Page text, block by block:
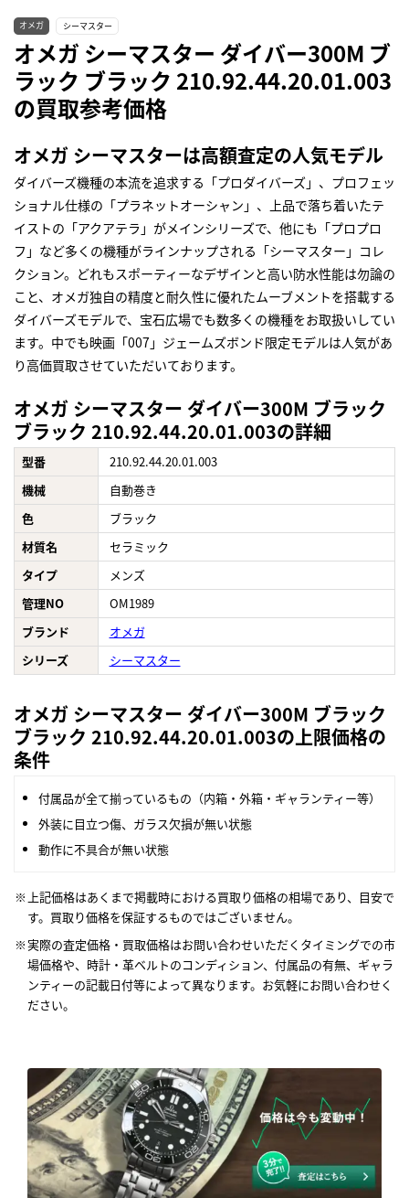
オメガ シーマスター
オメガ シーマスター ダイバー300M ブ
ラック ブラック 210.92.44.20.01.003
の買取参考価格
オメガ シーマスターは高額査定の人気モデル
ダイバーズ機種の本流を追求する「プロダイバーズ」、プロフェッ
ショナル仕様の「プラネットオーシャン」、上品で落ち着いたテ
イストの「アクアテラ」がメインシリーズで、他にも「プロプロ
フ」など多くの機種がラインナップされる「シーマスター」コレ
クション。どれもスポーティーなデザインと高い防水性能は勿論の
こと、オメガ独自の精度と耐久性に優れたムーブメントを搭載する
ダイバーズモデルで、宝石広場でも数多くの機種をお取扱いしてい
ます。中でも映画「007」ジェームズボンド限定モデルは人気があ
り高価買取させていただいております。
オメガ シーマスター ダイバー300M ブラック
ブラック 210.92.44.20.01.003の詳細
型番
210.92.44.20.01.003
機械
自動巻き
色
ブラック
材質名
セラミック
タイプ
メンズ
管理NO
OM1989
ブランド
オメガ
シリーズ
シーマスター
オメガ シーマスター ダイバー300M ブラック
ブラック 210.92.44.20.01.003の上限価格の
条件
付属品が全て揃っているもの（内箱・外箱・ギャランティー等）
外装に目立つ傷、ガラス欠損が無い状態
動作に不具合が無い状態
上記価格はあくまで掲載時における買取り価格の相場であり、目安で
す。買取り価格を保証するものではございません。
実際の査定価格・買取価格はお問い合わせいただくタイミングでの市
場価格や、時計・革ベルトのコンディション、付属品の有無、ギャラ
ンティーの記載日付等によって異なります。お気軽にお問い合わせく
ださい。